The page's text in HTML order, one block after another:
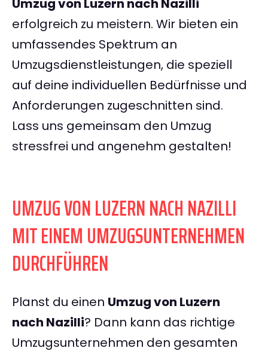
Umzug von Luzern nach Nazilli
erfolgreich zu meistern. Wir bieten ein
umfassendes Spektrum an
Umzugsdienstleistungen, die speziell
auf deine individuellen Bedürfnisse und
Anforderungen zugeschnitten sind.
Lass uns gemeinsam den Umzug
stressfrei und angenehm gestalten!
UMZUG VON LUZERN NACH NAZILLI
MIT EINEM UMZUGSUNTERNEHMEN
DURCHFÜHREN
Planst du einen Umzug von Luzern
nach Nazilli? Dann kann das richtige
Umzugsunternehmen den gesamten